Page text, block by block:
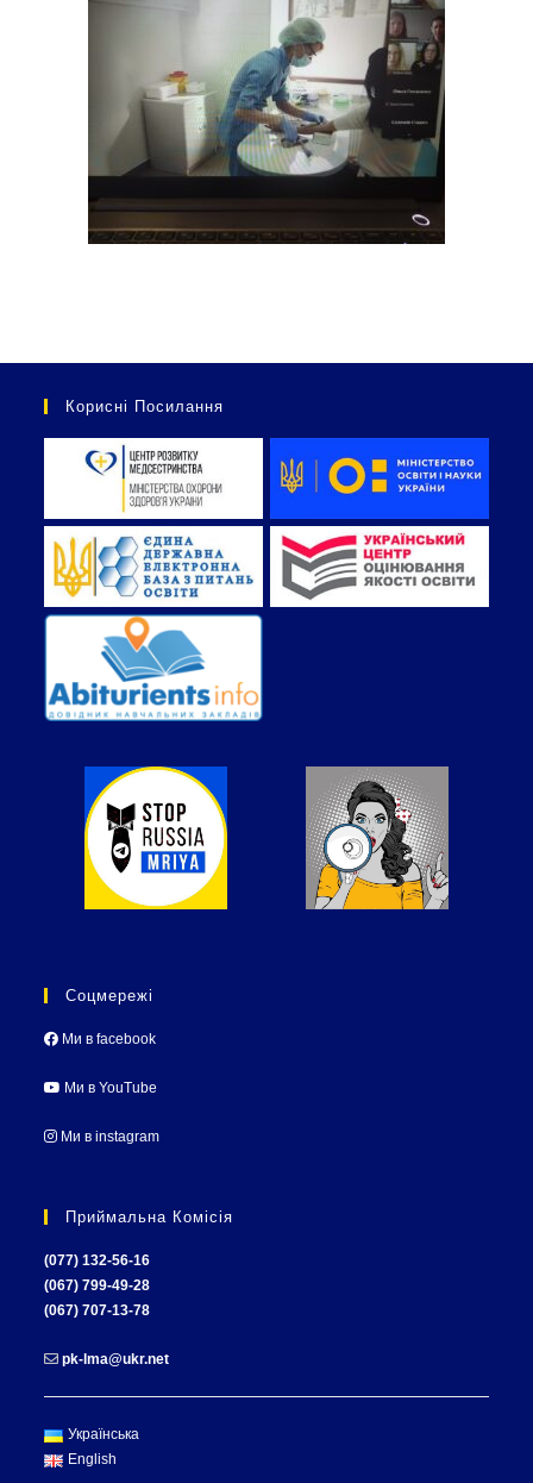
Корисні Посилання
Соцмережі
Ми в facebook
Ми в YouTube
Ми в instagram
Приймальна Комісія
(077) 132-56-16
(067) 799-49-28
(067) 707-13-78
pk-lma@ukr.net
Українська
English